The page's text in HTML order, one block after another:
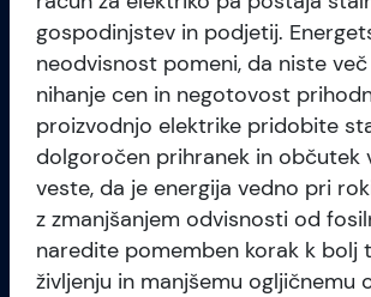
gospodinjstev in podjetij.
neodvisnost pomeni, da niste
nihanje cen in negotovost
proizvodnjo elektrike pridobite
dolgoročen prihranek in občutek
veste, da je energija vedno pri
z zmanjšanjem odvisnosti od
naredite pomemben korak k bolj
življenju in manjšemu ogljičnemu